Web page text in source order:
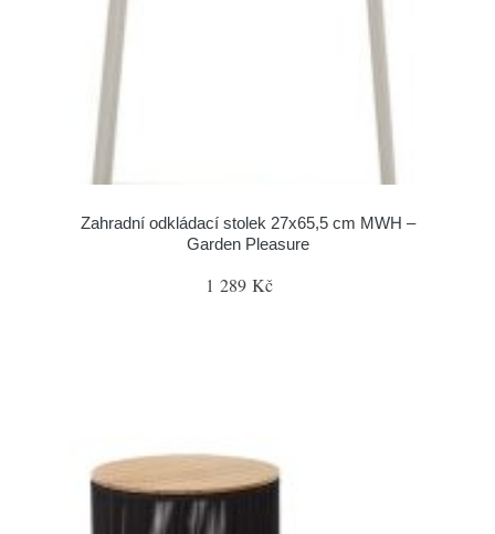
Zahradní odkládací stolek 27x65,5 cm MWH –
Garden Pleasure
1 289 Kč